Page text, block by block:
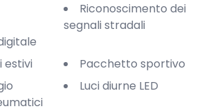
Riconoscimento dei
segnali stradali
estivi
Pacchetto sportivo
Luci diurne LED